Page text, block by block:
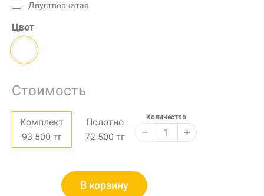
Двустворчатая
Цвет
Стоимость
Комплект
93 500 тг
Полотно
72 500 тг
Количество
В корзину